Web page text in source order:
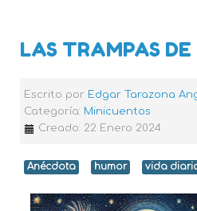
LAS TRAMPAS
Escrito por Edgar Tarazona
Categoría: Minicuentos
Creado: 22 Enero 2024
Anécdota humor vida